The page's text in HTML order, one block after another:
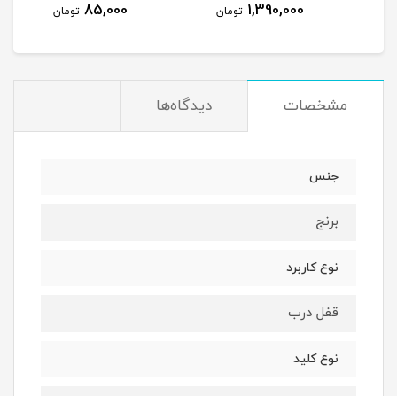
1,390,000 تومان 85,000 تومان
مشخصات دیدگاه‌ها
جنس
برنج
نوع کاربرد
قفل درب
نوع کلید